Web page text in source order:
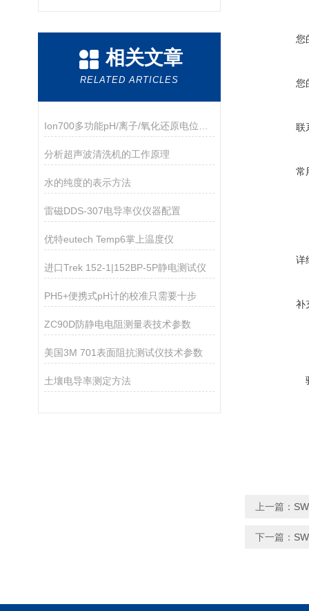
相关文章
RELATED ARTICLES
分析超声波清洗机的工作原理
水的纯度的表示方法
雷磁DDS-307电导率仪仪器配置
优特eutech Temp6掌上温度仪
进口Trek 152-1|152BP-5P静电测试仪
PH5+便携式pH计的校准只需要十步
ZC90D防静电电阻测量表技术参数
美国3M 701表面阻抗测试仪技术参数
土壤电导率测定方法
您
您
联
常
详
补
上一篇：
下一篇：